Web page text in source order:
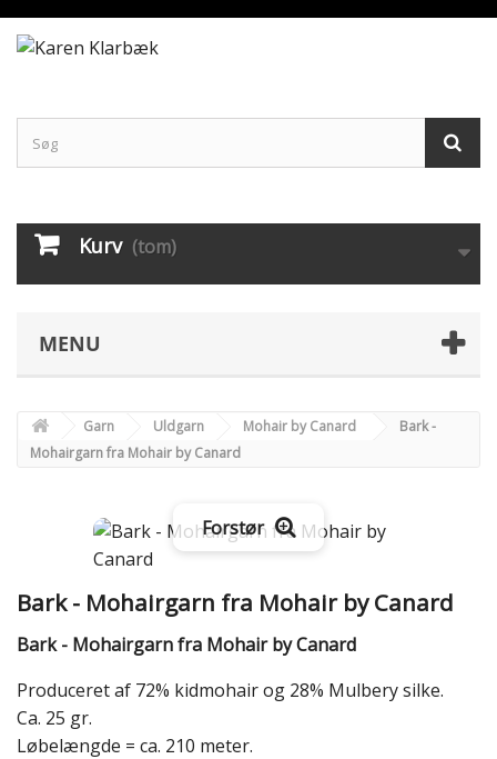
Kurv (tom)
MENU
Garn Uldgarn Mohair by Canard
Bark -
Mohairgarn fra Mohair by Canard
Forstør
Bark - Mohairgarn fra Mohair by Canard
Bark - Mohairgarn fra Mohair by Canard
Produceret af 72% kidmohair og 28% Mulbery silke.
Ca. 25 gr.
Løbelængde = ca. 210 meter.